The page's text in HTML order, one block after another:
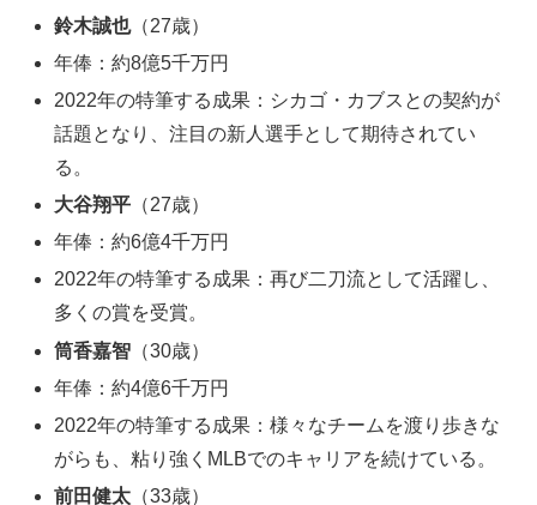
鈴木誠也（27歳）
年俸：約8億5千万円
2022年の特筆する成果：シカゴ・カブスとの契約が
話題となり、注目の新人選手として期待されてい
る。
大谷翔平 （27歳）
年俸：約6億4千万円
2022年の特筆する成果：再び二刀流として活躍し、
多くの賞を受賞。
筒香嘉智 （30歳）
年俸：約4億6千万円
2022年の特筆する成果：様々なチームを渡り歩きな
がらも、粘り強くMLBでのキャリアを続けている。
前田健太 （33歳）